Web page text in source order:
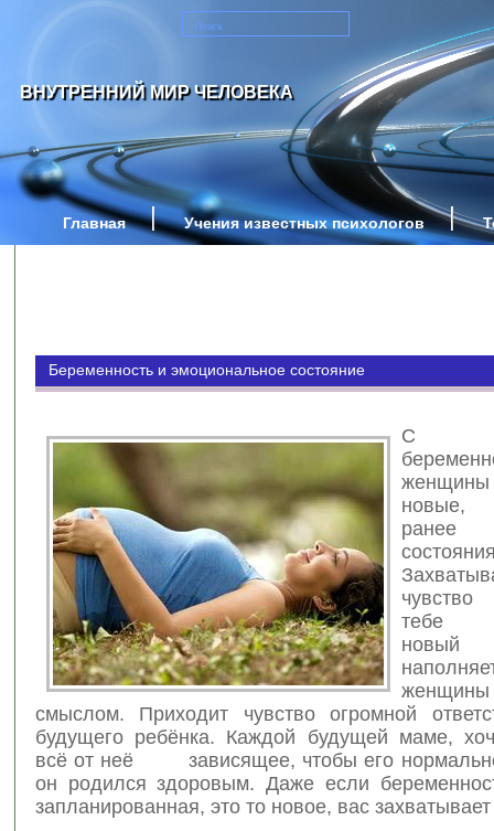
ВНУТРЕННИЙ МИР ЧЕЛОВЕКА
Главная Учения известных психологов
Беременность и эмоциональное состояние
С
новые,
ранее
чувство
тебе
новый
смыслом. Приходит чувство огромной
будущего ребёнка. Каждой будущей маме,
всё от неё зависящее, чтобы его
он родился здоровым. Даже если
запланированная, это то новое, вас